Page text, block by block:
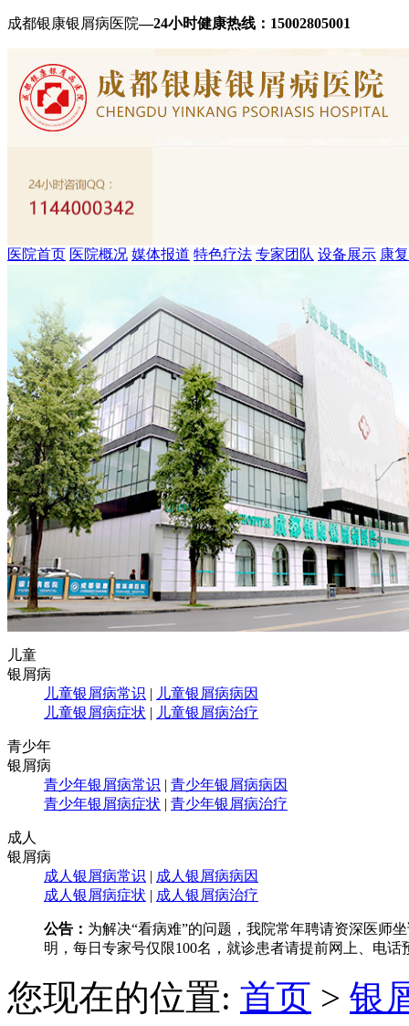
成都银康银屑病医院—24小时健康热线： 15002805001
医院首页 医院概况 媒体报道 特色疗法 专家团队 设备展示 康
儿童
银屑病
儿童银屑病常识 | 儿童银屑病病因
儿童银屑病症状 | 儿童银屑病治疗
青少年
银屑病
青少年银屑病常识 | 青少年银屑病病因
青少年银屑病症状 | 青少年银屑病治疗
成人
银屑病
成人银屑病常识 | 成人银屑病病因
成人银屑病症状 | 成人银屑病治疗
公告： 为解决“看病难”的问题，我院常年聘请资深医师
明，每日专家号仅限100名，就诊患者请提前网上、电话
您现在的位置: 首页 > 银